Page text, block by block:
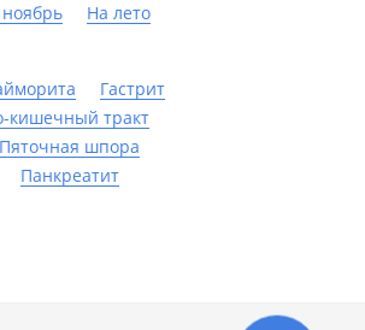
На лето
Гастрит
кишечный тракт
Пяточная шпора
Панкреатит